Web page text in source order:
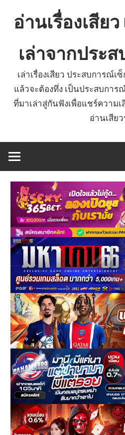
อ่านเรื่องเสีย
เล่าจากประ
เล่าเรื่องเสียว ประสบการณ์เ
แล้วจะต้องทึ่ง เป็นประสบการ
ที่มาเล่าสู่กันฟังเพื่อแชร์ความ
อ่านเสีย